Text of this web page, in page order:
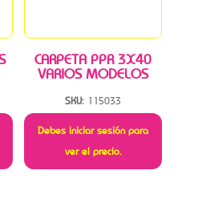
CARPETA PPR 3X40
VARIOS MODELOS
SKU: 115033
Debes iniciar sesión para
ver el precio.